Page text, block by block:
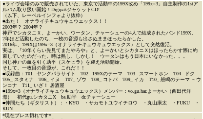
●ライヴ会場のみで販売されていた、東京で活動中の199X改め「199x=3」自主制作の1stア
ルバム取り扱い開始！DigipakジャケットCD!
（以下、レーベルインフォより抜粋）
■出た！ オナライチキュウキュウエックス！！
2003年？ 2004年？
神戸でシカタニＸ、よーかい、ウータン、チャーシューの4人で結成されたバンド199X。
2年ほど活動したのち、一枚の音源も出さぬままほったらかした。
2016年、199Xは199x=3（オナライチキュウキュウエックス）として突然復活。
実は、『10年くらい先見てまたやろや』と、よーかいとシカタニＸはほったらかす際に約
束していたのだった。時は熟し、しかし！ ウータンはもう日本にいなかった。。。
同じ神戸の血を引く助平（スケヒラ）を迎え活動開始。
そして、一枚目の音源が、これだ！！
■収録曲：T01_ ヤングパラサイト T02_ 199Xのテーマ T03_ スマートホン T04_ ドク
T05_ スタミナ T06_ イヌ T07_ ゾウ T08_ コトバ T09_ イカ T10_ 怒鳴のテーマ ～ウ
ンコナ T11_ いざ！ 居酒屋
■199x=3（オナライチキュウキュウエックス）メンバー：vo.gu.har.よーかい（西田代洋
海） 初代gu.シカタニX ba.助平 dr.チャーシュー
■仲間たち（ギタリスト）：・KYO ・サカモトユウイチロウ ・丸山康太 ・FUKU ・
KUN
*現在プレス切れです*